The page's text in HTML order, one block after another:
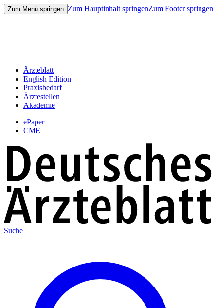
Zum Menü springen Zum Hauptinhalt springenZum Footer springen
Ärzteblatt
English Edition
Praxisbedarf
Ärztestellen
Akademie
ePaper
CME
Suche